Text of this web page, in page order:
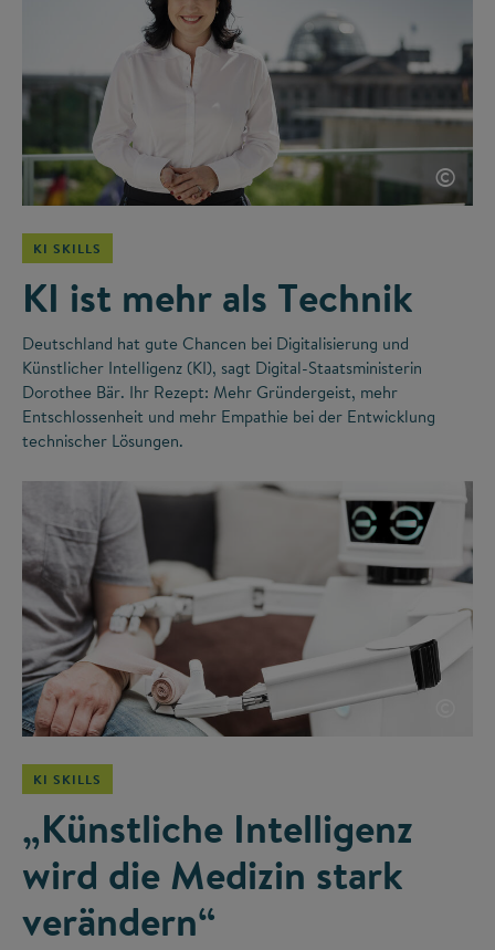
©
KI SKILLS
KI ist mehr als Technik
Deutschland hat gute Chancen bei Digitalisierung und
Künstlicher Intelligenz (KI), sagt Digital-Staatsministerin
Dorothee Bär. Ihr Rezept: Mehr Gründergeist, mehr
Entschlossenheit und mehr Empathie bei der Entwicklung
technischer Lösungen.
KI SKILLS
„Künstliche Intelligenz
wird die Medizin stark
verändern“